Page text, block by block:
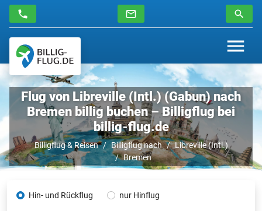
Flug von Libreville (Intl.) (Gabun) nach
Bremen billig buchen – Billigflug bei
billig-flug.de
Billigflug & Reisen Billigflug nach
Libreville (Intl.)
Bremen
Hin- und Rückflug nur Hinflug